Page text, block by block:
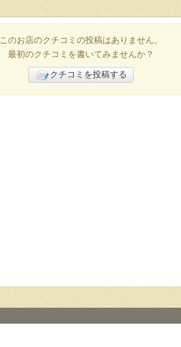
このお店のクチコミの投稿はありません。
最初のクチコミを書いてみませんか？
クチコミを投稿する